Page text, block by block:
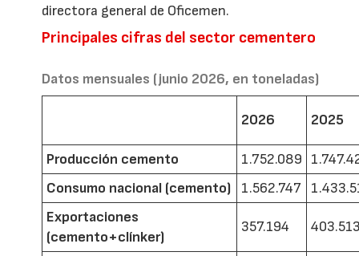
directora general de Oficemen.
Principales cifras del sector cementero
Datos mensuales (junio 2026, en toneladas)
2026 2025
Producción cemento 1.752.089
Consumo nacional (cemento)
1.562.747
Exportaciones
(cemento+clínker)
357.194